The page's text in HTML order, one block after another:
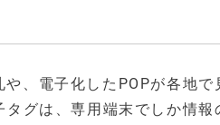
、電子化したPOPが各地で
グは、専用端末でしか情